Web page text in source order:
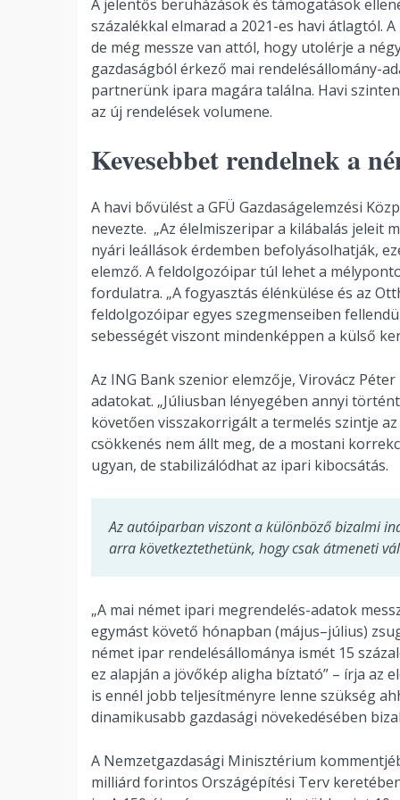
A jelentős beruházások és támogatások
százalékkal elmarad a 2021-es havi átlagtól.
de még messze van attól, hogy utolérje a
gazdaságból érkező mai rendelésállomány-
partnerünk ipara magára találna. Havi
az új rendelések volumene.
Kevesebbet rendelnek a
A havi bővülést a GFÜ Gazdaságelemzési
nevezte. „Az élelmiszeripar a kilábalás jeleit
nyári leállások érdemben befolyásolhatják,
elemző. A feldolgozóipar túl lehet a
fordulatra. „A fogyasztás élénkülése és az
feldolgozóipar egyes szegmenseiben
sebességét viszont mindenképpen a külső
Az ING Bank szenior elemzője, Virovácz
adatokat. „Júliusban lényegében annyi
követően visszakorrigált a termelés szintje
csökkenés nem állt meg, de a mostani
ugyan, de stabilizálódhat az ipari kibocsátás.
Az autóiparban viszont a különböző bizalmi
arra következtethetünk, hogy csak átmeneti
„A mai német ipari megrendelés-adatok
egymást követő hónapban (május–július)
német ipar rendelésállománya ismét 15
ez alapján a jövőkép aligha bíztató” – írja az
is ennél jobb teljesítményre lenne szükség
dinamikusabb gazdasági növekedésében
A Nemzetgazdasági Minisztérium
milliárd forintos Országépítési Terv